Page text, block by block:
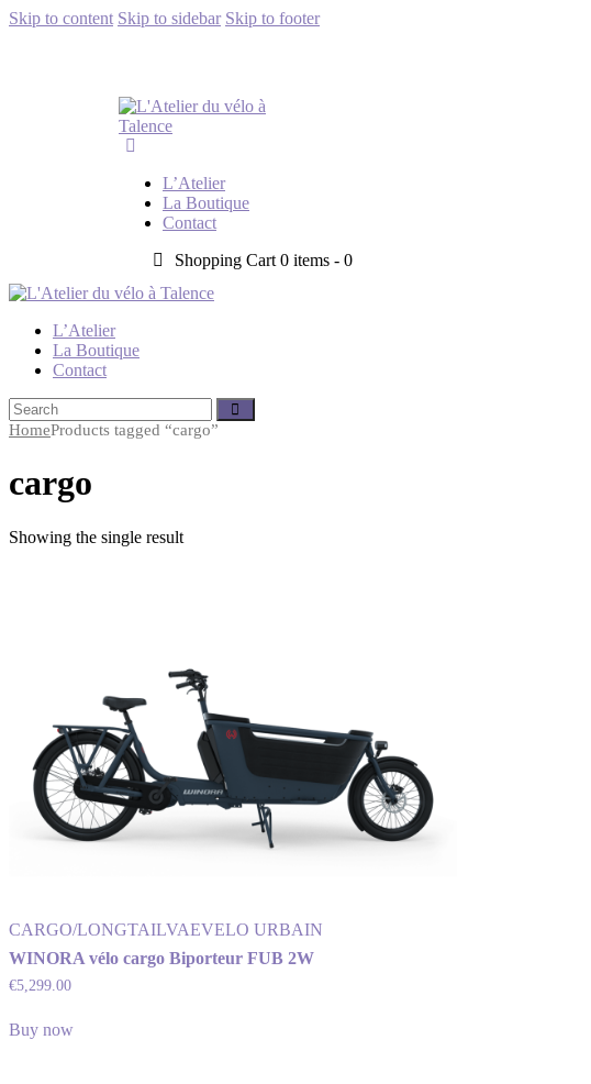
Skip to content Skip to sidebar Skip to footer
L’Atelier
La Boutique
Contact
Shopping Cart 0 items -0
L’Atelier
La Boutique
Contact
HomeProducts tagged “cargo”
cargo
Showing the single result
CARGO/LONGTAILVAEVELO URBAIN
WINORA vélo cargo Biporteur FUB 2W
€5,299.00
Buy now